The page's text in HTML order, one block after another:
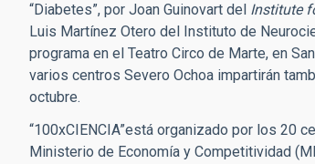
“Diabetes”, por Joan Guinovart del Institute
Luis Martínez Otero del Instituto de
programa en el Teatro Circo de Marte, en
varios centros Severo Ochoa impartirán
octubre.
“100xCIENCIA”está organizado por los 20
Ministerio de Economía y Competitividad